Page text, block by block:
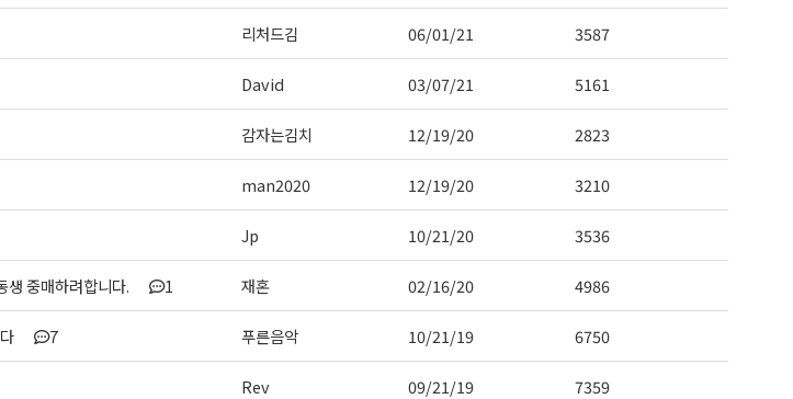
리처드김 06/01/21 3587
David 03/07/21 5161
감자는김치 12/19/20 2823
man2020 12/19/20 3210
Jp 10/21/20 3536
생 중매하려합니다. 1 재혼 02/16/20 4986
7 푸른음악 10/21/19 6750
Rev 09/21/19 7359